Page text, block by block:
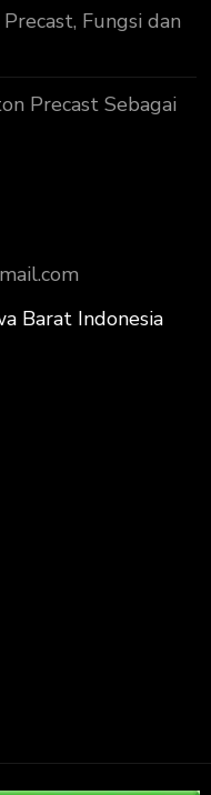
Fungsi dan
Precast Sebagai
Barat Indonesia